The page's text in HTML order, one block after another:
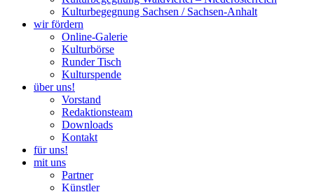
Kulturbegegnung Sachsen / Sachsen-Anhalt
wir fördern
Online-Galerie
Kulturbörse
Runder Tisch
Kulturspende
über uns!
Vorstand
Redaktionsteam
Downloads
Kontakt
für uns!
mit uns
Partner
Künstler